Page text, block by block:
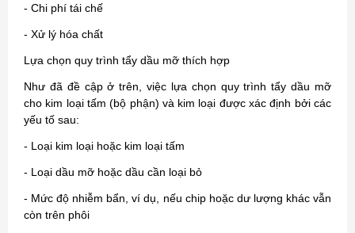
- Chi phí tái chế
- Xử lý hóa chất
Lựa chọn quy trình tẩy dầu mỡ thích hợp
Như đã đề cập ở trên, việc lựa chọn quy trình tẩy dầu mỡ
cho kim loại tấm (bộ phận) và kim loại được xác định bởi các
yếu tố sau:
- Loại kim loại hoặc kim loại tấm
- Loại dầu mỡ hoặc dầu cần loại bỏ
- Mức độ nhiễm bẩn, ví dụ, nếu chip hoặc dư lượng khác vẫn
còn trên phôi